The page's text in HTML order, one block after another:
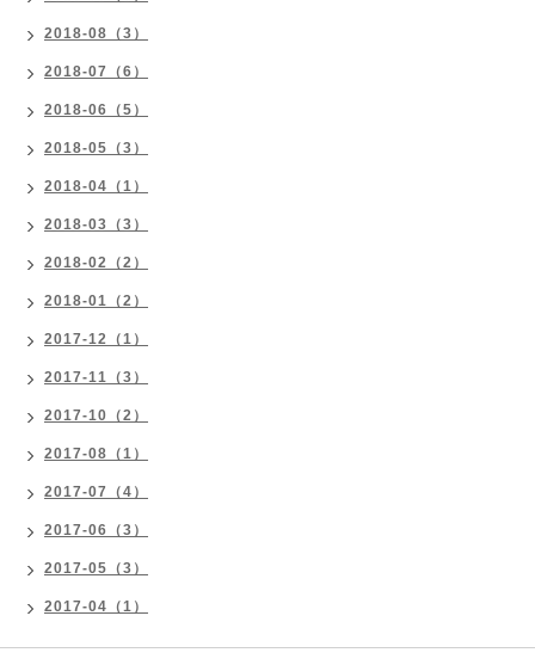
2018-08（3）
2018-07（6）
2018-06（5）
2018-05（3）
2018-04（1）
2018-03（3）
2018-02（2）
2018-01（2）
2017-12（1）
2017-11（3）
2017-10（2）
2017-08（1）
2017-07（4）
2017-06（3）
2017-05（3）
2017-04（1）